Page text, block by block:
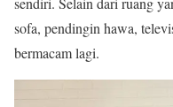
sofa, pendingin hawa,
bermacam lagi.